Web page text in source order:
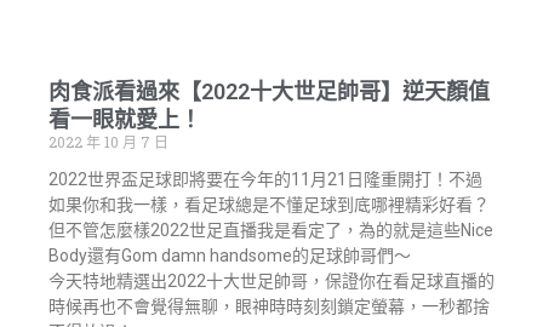
肉食派看過來【2022十大世足帥哥】逆天顏值
看一眼就愛上！
2022 年 10 月 7 日
2022世界盃足球即將要在今年的11月21日隆重開打！不過
如果你和我一樣，看足球總是不懂足球到底哪裡精彩好看？
但不管怎麼樣2022世足直播我是看定了，為的就是這些Nice
Body還有Gom damn handsome的足球帥哥們～
今天特地精選出2022十大世足帥哥，保證你在看足球直播的
時候再也不會覺得無聊，眼神時時刻刻鎖定螢幕，一秒都捨